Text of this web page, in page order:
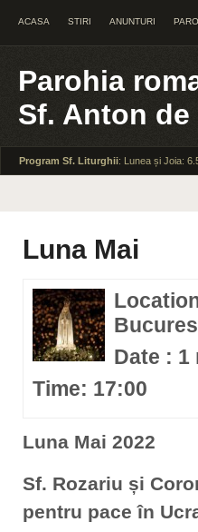
ACASA STIRI ANUNTURI
Parohia
Sf. Anton de
Program Sf. Liturghii: Lunea și Joia:
Luna Mai
Date : 1
Time: 17:00
Luna Mai 2022
Sf. Rozariu și
pentru pace în